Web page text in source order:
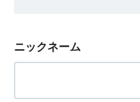
ニックネーム